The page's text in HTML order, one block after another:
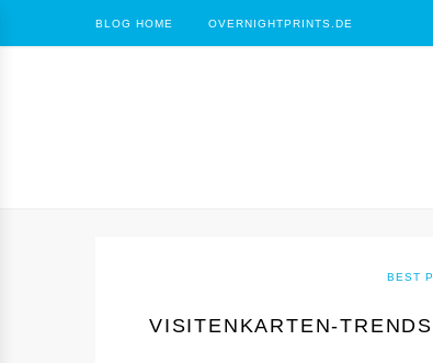
BLOG HOME OVERNIGHTPRINTS.DE
BEST
VISITENKARTEN-